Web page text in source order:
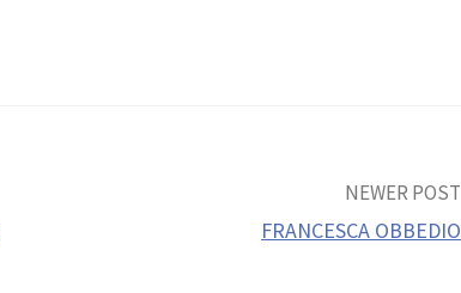
NEWER POST
FRANCESCA OBBEDIO